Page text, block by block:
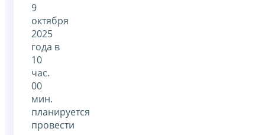
9
октября
2025
года в
10
час.
00
мин.
планируется
провести